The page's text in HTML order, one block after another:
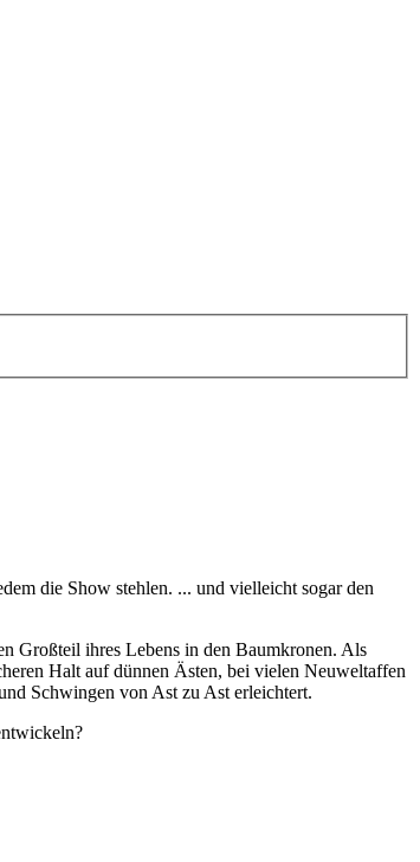
die Show stehlen. ... und vielleicht sogar den
Großteil ihres Lebens in den Baumkronen. Als
Halt auf dünnen Ästen, bei vielen Neuweltaffen
Schwingen von Ast zu Ast erleichtert.